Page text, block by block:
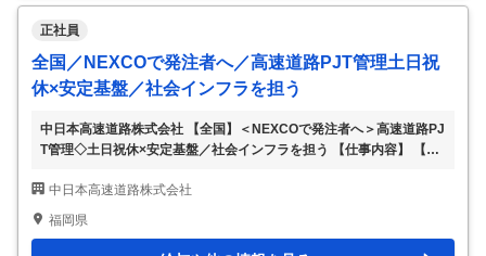
正社員
全国／NEXCOで発注者へ／高速道路PJT管理土日祝
休×安定基盤／社会インフラを担う
中日本高速道路株式会社 【全国】＜NEXCOで発注者へ＞高速道路PJ
T管理◇土日祝休×安定基盤／社会インフラを担う 【仕事内容】 【全
社会インフラを担う 【具体的な仕事内容】 ★社会インフラを支える
安定企業 ★発注者側として高速道路の企画～施工管理まで一貫して
★ジョブローテーションで「保全・建設・技術開発」を横断しキャリ
中日本高速道路株式会社
福岡県